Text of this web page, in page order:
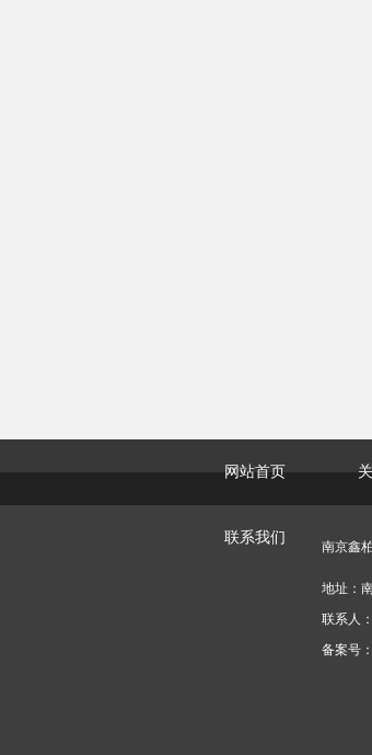
网站首页
联系我们
南京鑫
地址：
联系人
备案号：